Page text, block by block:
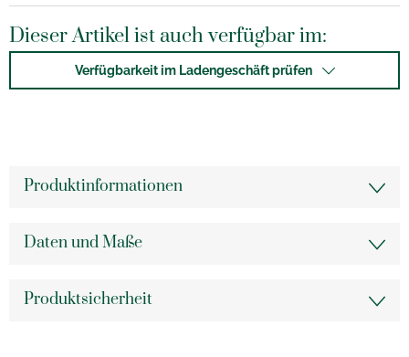
Dieser Artikel ist auch verfügbar im:
Verfügbarkeit im Ladengeschäft prüfen
Produktinformationen
Daten und Maße
Produktsicherheit